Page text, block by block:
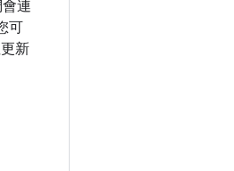
連
可
新